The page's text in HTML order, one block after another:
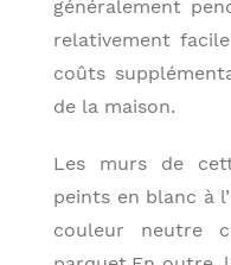
généralement
relativement
coûts
de la maison.
Les murs de
peints en blanc à
couleur neutre